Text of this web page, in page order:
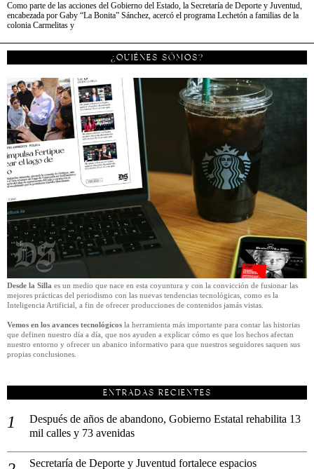
Como parte de las acciones del Gobierno del Estado, la Secretaría de Deporte y Juventud,
encabezada por Gaby “La Bonita” Sánchez, acercó el programa Lechetón a familias de la
colonia Carmelitas y
¿QUIÉNES SÓMOS?
Desde la Silla es un medio que nace en esta coyuntura y con la convicción de fusionar las
mejores prácticas del periodismo con las nuevas tendencias tecnológicas, como es la
Inteligencia Artificial, a fin de ofrecer producciones de contenidos jamás vistas.
Vemos en los avances tecnológicos la herramienta más importante para contar las historias
que definen nuestro día a día, que nos ayuden a explicar cómo es que los hechos afectan
nuestro entorno y ofrecer un abanico informativo para que nuestros seguidores saquen sus
propias conclusiones.
ENTRADAS RECIENTES
Después de años de abandono, Gobierno Estatal rehabilita 13
mil calles y 73 avenidas
Secretaría de Deporte y Juventud fortalece espacios